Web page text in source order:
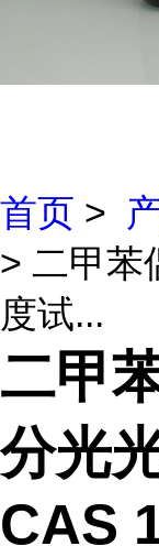
首页 >
> 二甲苯
度试...
二甲
分光
CAS